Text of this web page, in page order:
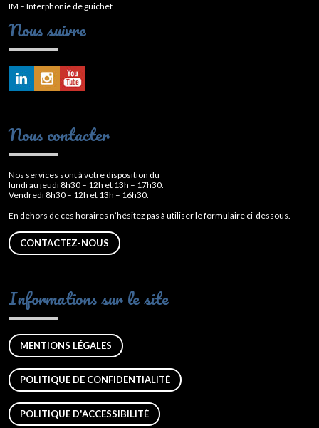
IM – Interphonie de guichet
Nous suivre
Nous contacter
Nos services sont à votre disposition du
lundi au jeudi 8h30 – 12h et 13h – 17h30.
Vendredi 8h30 – 12h et 13h – 16h30.
En dehors de ces horaires n’hésitez pas à utiliser le formulaire ci-dessous.
CONTACTEZ-NOUS
Informations sur le site
MENTIONS LÉGALES
POLITIQUE DE CONFIDENTIALITÉ
POLITIQUE D'ACCESSIBILITÉ